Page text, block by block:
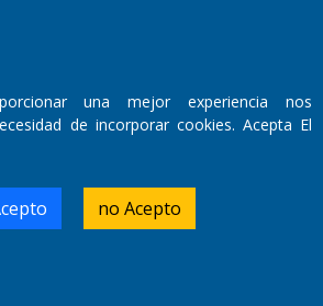
855,
una mejor experiencia nos
de incorporar cookies. Acepta El
no Acepto